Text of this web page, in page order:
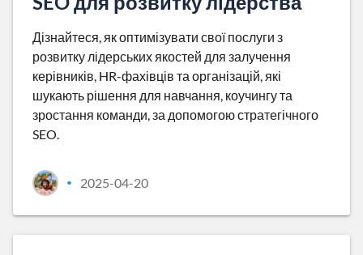
Дізнайтеся, як оптимізувати свої послуги з
розвитку лідерських якостей для залучення
керівників, HR-фахівців та організацій, які
шукають рішення для навчання, коучингу та
зростання команди, за допомогою стратегічного
SEO.
• 2025-04-20